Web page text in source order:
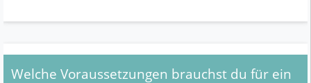
Welche Voraussetzungen brauchst du für ein